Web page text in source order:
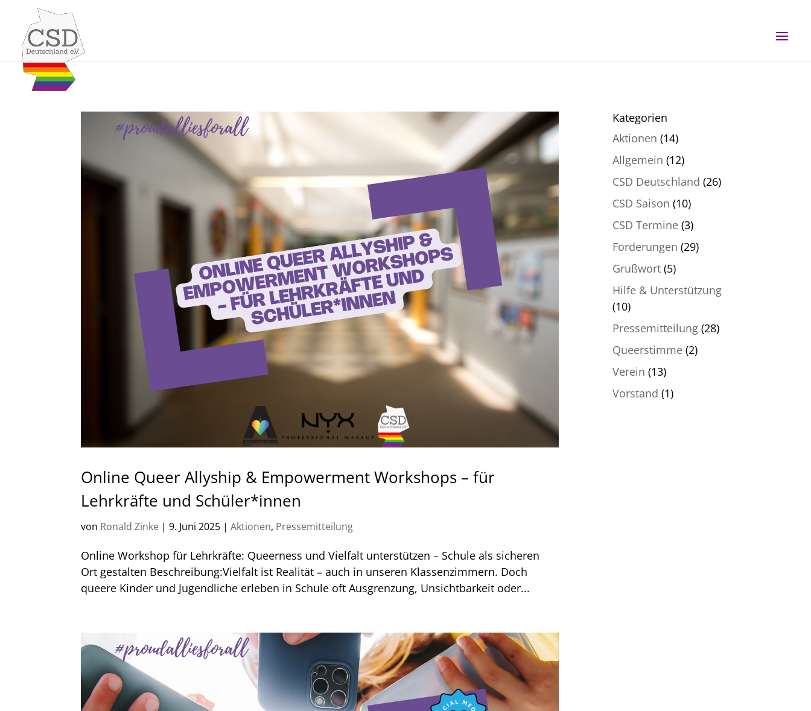
Skip to content
Online Queer Allyship & Empowerment Workshops – für
Lehrkräfte und Schüler*innen
von Ronald Zinke |9. Juni 2025 |Aktionen, Pressemitteilung
Online Workshop für Lehrkräfte: Queerness und Vielfalt unterstützen – Schule als sicheren
Ort gestalten Beschreibung:Vielfalt ist Realität – auch in unseren Klassenzimmern. Doch
queere Kinder und Jugendliche erleben in Schule oft Ausgrenzung, Unsichtbarkeit oder...
Kategorien
Aktionen (14)
Allgemein (12)
CSD Deutschland (26)
CSD Saison (10)
CSD Termine (3)
Forderungen (29)
Grußwort (5)
Hilfe & Unterstützung
(10)
Pressemitteilung (28)
Queerstimme (2)
Verein (13)
Vorstand (1)